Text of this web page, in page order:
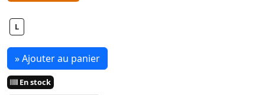
L
» Ajouter au panier
En stock